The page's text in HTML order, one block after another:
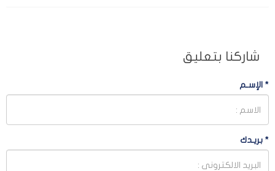
شاركنا بتعليق
* الإسـم
* بريـدك